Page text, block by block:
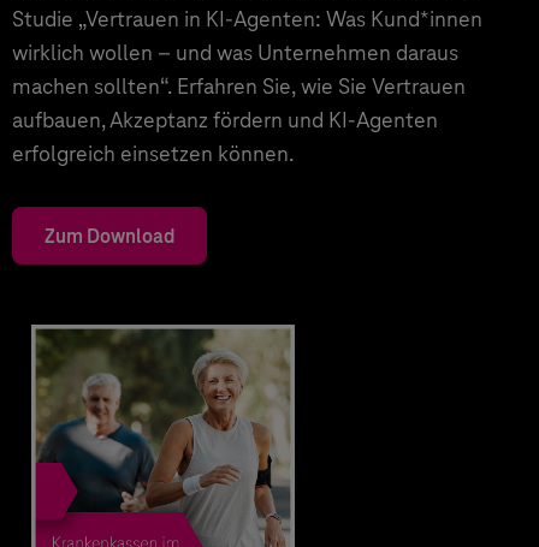
Studie „Vertrauen in KI-Agenten: Was Kund*innen
wirklich wollen – und was Unternehmen daraus
machen sollten“. Erfahren Sie, wie Sie Vertrauen
aufbauen, Akzeptanz fördern und KI-Agenten
erfolgreich einsetzen können.
Zum Download